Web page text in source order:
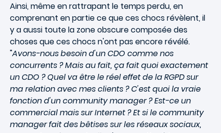
Ainsi, même en rattrapant le temps perdu, en
comprenant en partie ce que ces chocs révèlent, il
y a aussi toute la zone obscure composée des
choses que ces chocs n'ont pas encore révélé.
"Avons-nous besoin d'un CDO comme nos
concurrents ? Mais au fait, ça fait quoi exactement
un CDO ? Quel va être le réel effet de la RGPD sur
ma relation avec mes clients ? C'est quoi la vraie
fonction d'un community manager ? Est-ce un
commercial mais sur Internet ? Et si le community
manager fait des bêtises sur les réseaux sociaux,